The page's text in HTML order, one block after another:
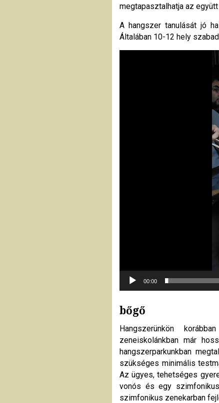
megtapasztalhatja az
A hangszer tanulását jó
Általában 10-12 hely
00:00
bőgő
Hangszerünkön
zeneiskolánkban már
hangszerparkunkban
szükséges minimális
Az ügyes, tehetséges
vonós és egy
szimfonikus zenekarban